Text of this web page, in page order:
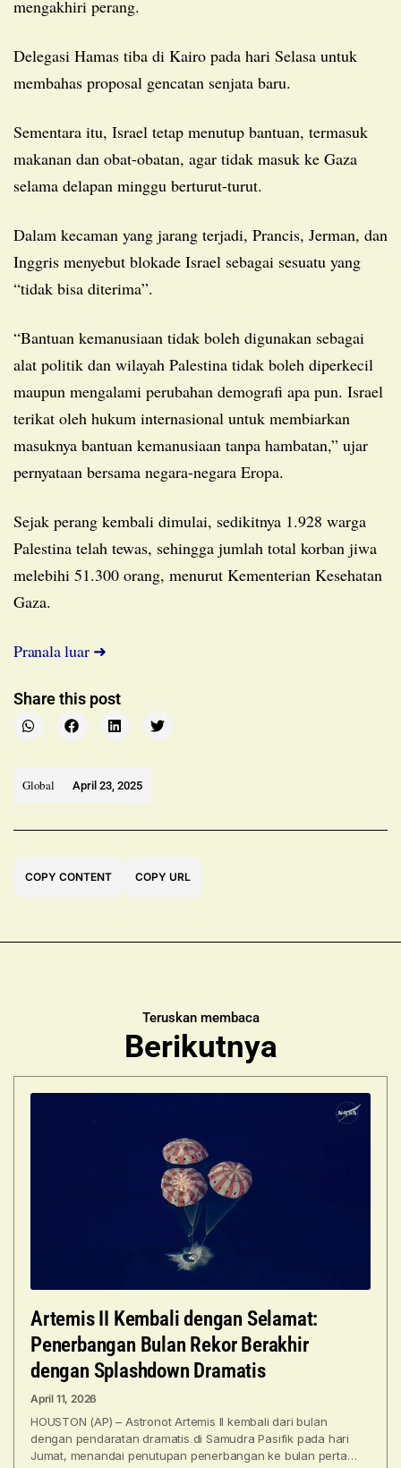
mengakhiri perang.
Delegasi Hamas tiba di Kairo pada hari Selasa untuk
membahas proposal gencatan senjata baru.
Sementara itu, Israel tetap menutup bantuan, termasuk
makanan dan obat-obatan, agar tidak masuk ke Gaza
selama delapan minggu berturut-turut.
Dalam kecaman yang jarang terjadi, Prancis, Jerman, dan
Inggris menyebut blokade Israel sebagai sesuatu yang
“tidak bisa diterima”.
“Bantuan kemanusiaan tidak boleh digunakan sebagai
alat politik dan wilayah Palestina tidak boleh diperkecil
maupun mengalami perubahan demografi apa pun. Israel
terikat oleh hukum internasional untuk membiarkan
masuknya bantuan kemanusiaan tanpa hambatan,” ujar
pernyataan bersama negara-negara Eropa.
Sejak perang kembali dimulai, sedikitnya 1.928 warga
Palestina telah tewas, sehingga jumlah total korban jiwa
melebihi 51.300 orang, menurut Kementerian Kesehatan
Gaza.
Pranala luar ➜
Share this post
Global April 23, 2025
COPY CONTENT COPY URL
Teruskan membaca
Berikutnya
Artemis II Kembali dengan Selamat:
Penerbangan Bulan Rekor Berakhir
dengan Splashdown Dramatis
April 11, 2026
HOUSTON (AP) – Astronot Artemis II kembali dari bulan
dengan pendaratan dramatis di Samudra Pasifik pada hari
Jumat, menandai penutupan penerbangan ke bulan pertama